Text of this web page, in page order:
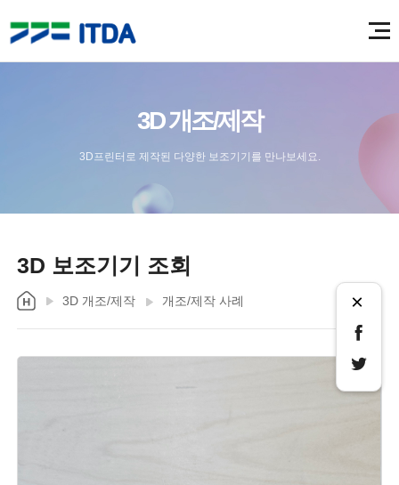
3D 개조/제작
3D프린터로 제작된 다양한 보조기기를 만나보세요.
3D 보조기기 조회
3D 개조/제작 개조/제작 사례 ×